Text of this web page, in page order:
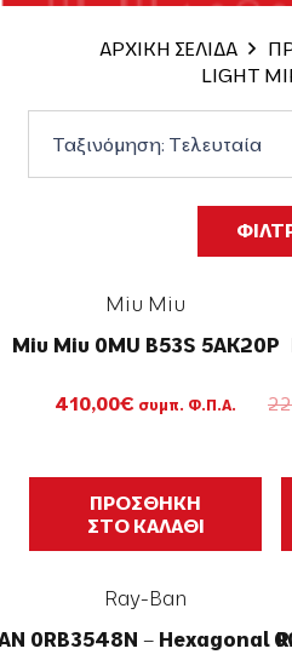
ΑΡΧΙΚΗ ΣΕΛΙΔΑ
LIGHT
Miu Miu
Miu Miu 0MU B53S 5AK20P
410,00€ συμπ. Φ.Π.Α.
ΠΡΟΣΘΗΚΗ
ΣΤΟ ΚΑΛΑΘΙ
Ray-Ban
0RB3548N – Hexagonal